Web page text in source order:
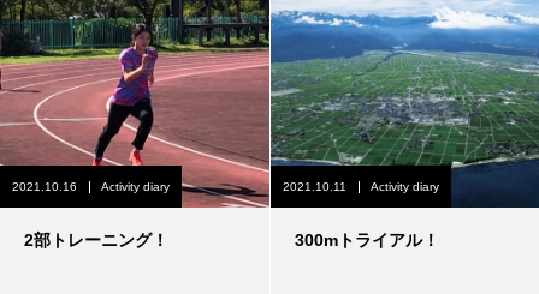
2021.10.16 Activity diary
2部トレーニング！
2021.10.11 Activity diary
300mトライアル！